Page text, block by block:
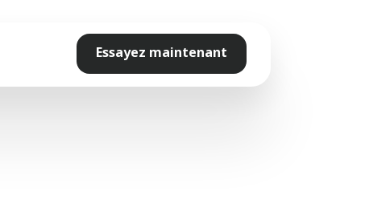
Essayez maintenant